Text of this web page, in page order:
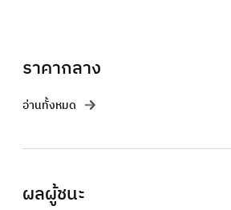
ราคากลาง
อ่านทั้งหมด
ผลผู้ชนะ